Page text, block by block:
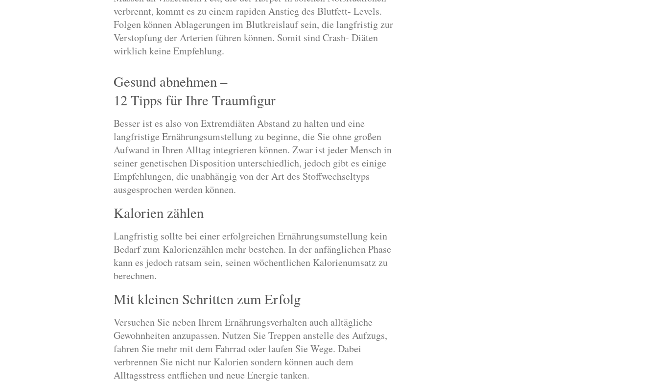
verbrennt, kommt es zu einem rapiden Anstieg des Blutfett- Levels.
Folgen können Ablagerungen im Blutkreislauf sein, die langfristig zur
Verstopfung der Arterien führen können. Somit sind Crash- Diäten
wirklich keine Empfehlung.
Gesund abnehmen –
12 Tipps für Ihre Traumfigur
Besser ist es also von Extremdiäten Abstand zu halten und eine
langfristige Ernährungsumstellung zu beginne, die Sie ohne großen
Aufwand in Ihren Alltag integrieren können. Zwar ist jeder Mensch in
seiner genetischen Disposition unterschiedlich, jedoch gibt es einige
Empfehlungen, die unabhängig von der Art des Stoffwechseltyps
ausgesprochen werden können.
Kalorien zählen
Langfristig sollte bei einer erfolgreichen Ernährungsumstellung kein
Bedarf zum Kalorienzählen mehr bestehen. In der anfänglichen Phase
kann es jedoch ratsam sein, seinen wöchentlichen Kalorienumsatz zu
berechnen.
Mit kleinen Schritten zum Erfolg
Versuchen Sie neben Ihrem Ernährungsverhalten auch alltägliche
Gewohnheiten anzupassen. Nutzen Sie Treppen anstelle des Aufzugs,
fahren Sie mehr mit dem Fahrrad oder laufen Sie Wege. Dabei
verbrennen Sie nicht nur Kalorien sondern können auch dem
Alltagsstress entfliehen und neue Energie tanken.